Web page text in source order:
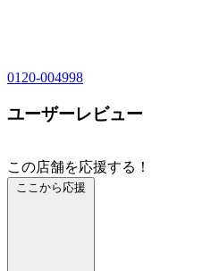
0120-004998
ユーザーレビュー
この店舗を応援する！
ここから応援